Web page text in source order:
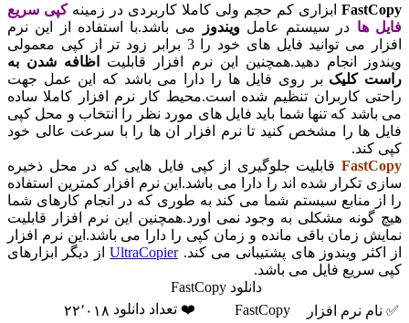
ابزاری کم حجم ولی کاملا کاربردی در زمینه کپی سریع
هادر سیستم عاملویندوزمی باشد.با استفاده از این نرم
افزار می توانید فایل های خود را 3 برابر زود تر از کپی معمولی
انجام دهید.همچنین این نرم افزار قابلیتاظافه شدن به
کلیک بر روی فایل ها را دارا می باشد که این عمل جهت
کاربران تنظیم شده است.محیط کار نرم افزار کاملا ساده
که تنها شما باید فایل های مورد نظر را انتخاب و محل کپی
ها را مشخص کنید تا نرم افزار ان ها را با سرعت عالی خود
قابلیت جلوگیری از کپی فایل هایی که در محل ذخیره
تکرار شده اند را دارا می باشد.این نرم افزار کمترین استفاده
منابع سیستم شما می کند به طوری که در انجام کارهای شما
مشکلی به وجود نمی اورد.همچنین این نرم افزار قابلیت
زمان باقی مانده و زمان کپی را دارا می باشد.این نرم افزار
ویندوز های پشتیبانی می کند. UltraCopierاز دیگر ابزارهای
فایل می باشد.
دانلود FastCopy
نرم افزار
FastCopy ❤️ تعداد دانلود ۲۲٬۰۱۸